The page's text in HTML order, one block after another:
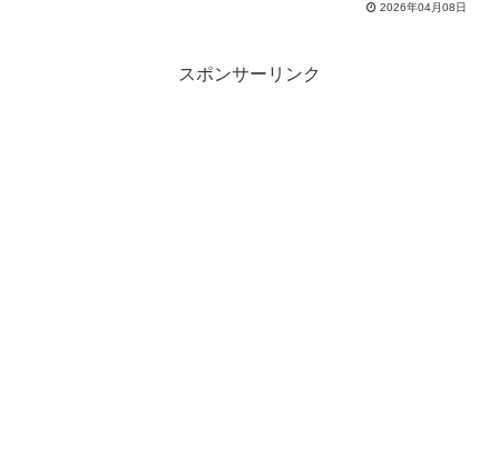
2026年04月08日
スポンサーリンク